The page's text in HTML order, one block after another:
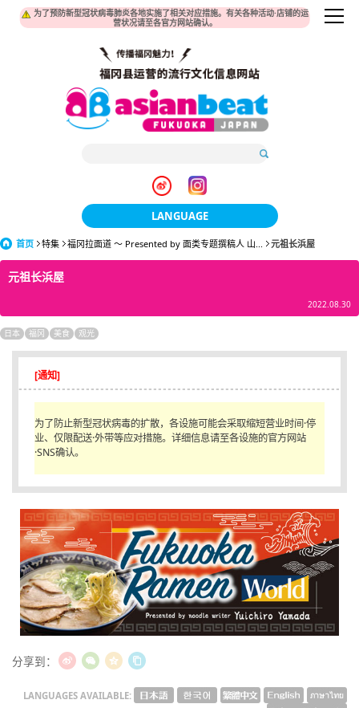
为了预防新型冠状病毒肺炎各地实施了相关对应措施。有关各种活动·店铺的运
营状况请至各官方网站确认。
LANGUAGE
日本語
tiéng Viêt
Bahasa Indonesia
首页 特集 福冈拉面道 〜 Presented by 面类专题撰稿人 山... 元祖长浜屋
元祖长浜屋
2022.08.30
日本 福冈 美食 观光
[通知]
为了防止新型冠状病毒的扩散，各设施可能会采取缩短营业时间·停
业、仅限配送·外带等应对措施。详细信息请至各设施的官方网站
·SNS确认。
分享到：
LANGUAGES AVAILABLE: